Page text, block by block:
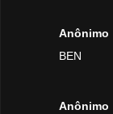
Anônimo
BEN
Anônimo